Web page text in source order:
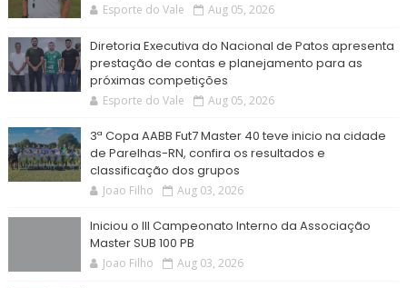
Esporte do Vale Aug 05, 2026
Diretoria Executiva do Nacional de Patos apresenta
prestação de contas e planejamento para as
próximas competições
Esporte do Vale Aug 05, 2026
3ª Copa AABB Fut7 Master 40 teve inicio na cidade
de Parelhas-RN, confira os resultados e
classificação dos grupos
Joao Filho Aug 03, 2026
Iniciou o III Campeonato Interno da Associação
Master SUB 100 PB
Joao Filho Aug 03, 2026